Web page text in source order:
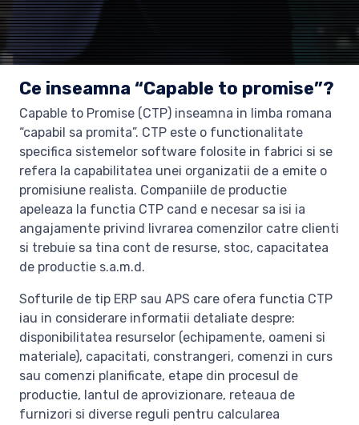
Ce inseamna “Capable to promise”?
Capable to Promise (CTP) inseamna in limba romana
“capabil sa promita”. CTP este o functionalitate
specifica sistemelor software folosite in fabrici si se
refera la capabilitatea unei organizatii de a emite o
promisiune realista. Companiile de productie
apeleaza la functia CTP cand e necesar sa isi ia
angajamente privind livrarea comenzilor catre clienti
si trebuie sa tina cont de resurse, stoc, capacitatea
de productie s.a.m.d.
Softurile de tip ERP sau APS care ofera functia CTP
iau in considerare informatii detaliate despre:
disponibilitatea resurselor (echipamente, oameni si
materiale), capacitati, constrangeri, comenzi in curs
sau comenzi planificate, etape din procesul de
productie, lantul de aprovizionare, reteaua de
furnizori si diverse reguli pentru calcularea